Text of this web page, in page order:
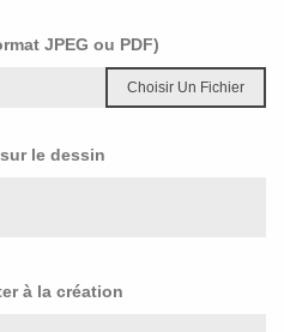
JPEG ou PDF)
Choisir Un Fichier
le dessin
à la création